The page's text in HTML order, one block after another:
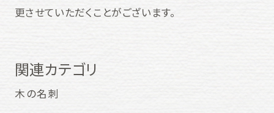
更させていただくことがございます。
関連カテゴリ
木の名刺